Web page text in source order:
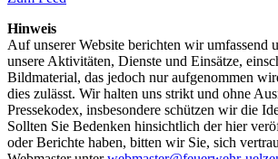
Hinweis
Auf unserer Website berichten wir umfassend
unsere Aktivitäten, Dienste und Einsätze,
Bildmaterial, das jedoch nur aufgenommen
dies zulässt. Wir halten uns strikt und ohne
Pressekodex, insbesondere schützen wir die
Sollten Sie Bedenken hinsichtlich der hier
oder Berichte haben, bitten wir Sie, sich